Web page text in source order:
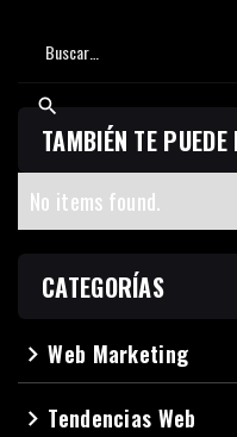
TAMBIÉN TE
No items found.
CATEGORÍAS
navigate_nextWeb Marketing
navigate_next Tendencias Web